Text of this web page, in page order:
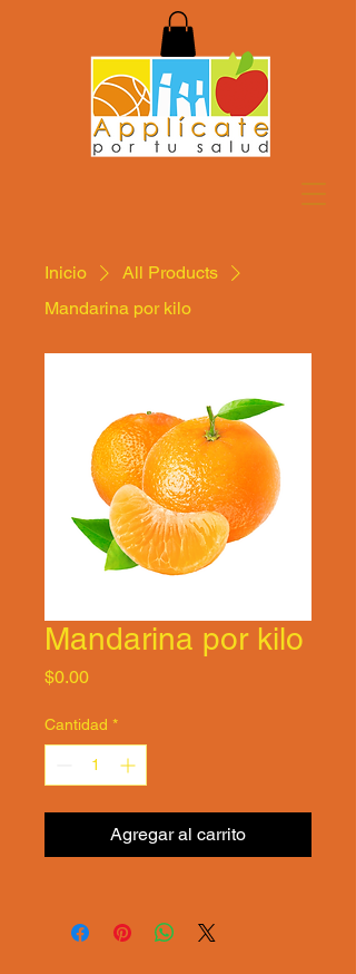
Inicio
All Products
Mandarina por kilo
Mandarina por kilo
$0.00Precio
Cantidad *
Agregar al carrito